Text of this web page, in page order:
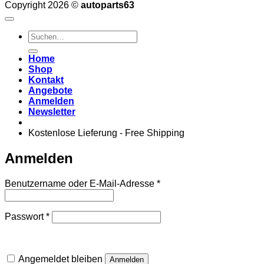
Copyright 2026 © autoparts63
Suchen
nach:
Home
Shop
Kontakt
Angebote
Anmelden
Newsletter
Kostenlose Lieferung - Free Shipping
Anmelden
Benutzername oder E-Mail-Adresse *Erforderlich
Passwort*Erforderlich
Angemeldet bleiben Anmelden